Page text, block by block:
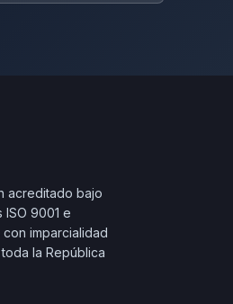
acreditado bajo
ISO 9001 e
con imparcialidad
la República